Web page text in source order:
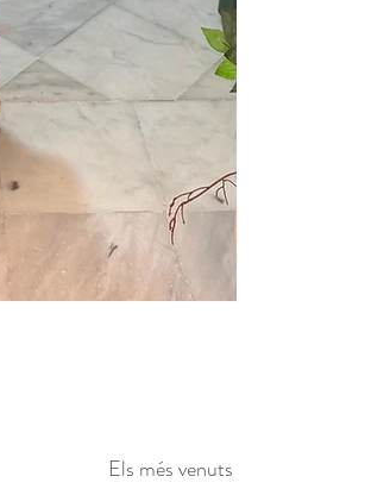
Els més venuts